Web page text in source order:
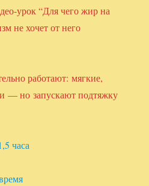
урок “Для чего жир на
не хочет от него
работают: мягкие,
— но запускают подтяжку
часа